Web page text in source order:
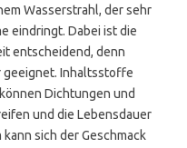
Wasserstrahl, der sehr
eindringt. Dabei ist die
entscheidend, denn
geeignet. Inhaltsstoffe
Dichtungen und
und die Lebensdauer
sich der Geschmack